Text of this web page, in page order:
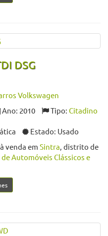
DSG
Volkswagen
Ano: 2010 Tipo: Citadino
Estado: Usado
venda em Sintra, distrito de
Automóveis Clássicos e